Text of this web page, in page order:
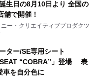
生日の8月10日より 全国の
舗で開催！
ー・クリエイティブプロダクツ
ター/SE専用シート
“COBRA”」登場 表
車を自分色に